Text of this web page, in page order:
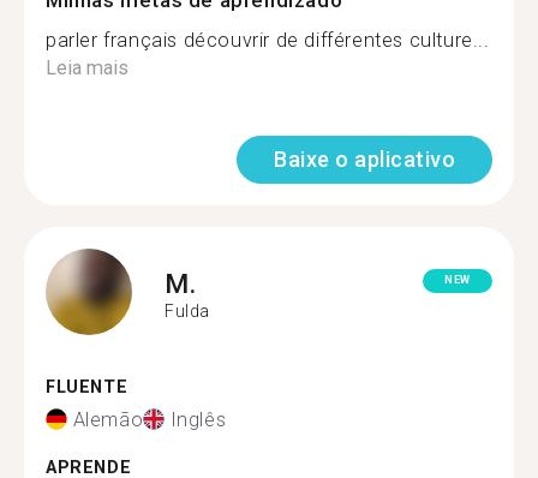
parler français découvrir de différentes culture...
Leia mais
Baixe o aplicativo
M.
Fulda
NEW
FLUENTE
Alemão Inglês
APRENDE